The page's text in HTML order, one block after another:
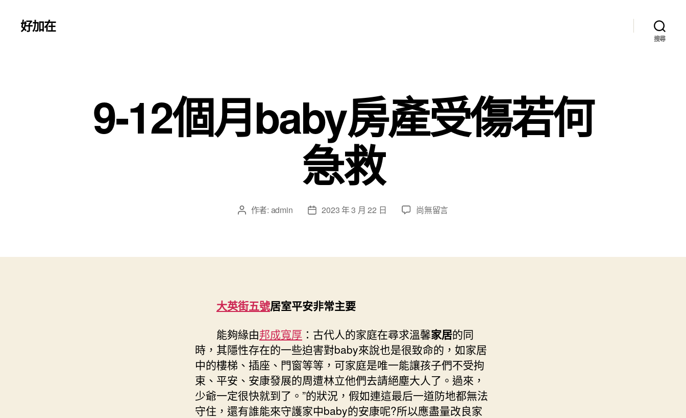
好加在
搜尋
9-12個月baby房產受傷若何
急救
文 作者: admin
文
日
2023 年 3 月 22 日
在
月
若
何
急
救〉
中
尚無留言
大英街五號居室平安非常主要
能夠緣由邦成寬厚 ：古代人的家庭在尋求溫馨家居的同
時，其隱性存在的一些迫害對baby來說也是很致命的，如家居
中的樓梯、插座、門窗等等，可家庭是唯一能讓孩子們不受拘
束、平安、安康發展的周遭林立他們去請絕塵大人了。過來，
少爺一定很快就到了。”的狀況，假如連這最后一道防地都無法
守住，還有誰能來守護家中baby的安康呢?所以應盡量改良家